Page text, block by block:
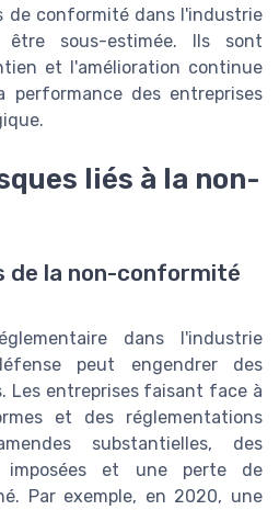
de conformité dans l'industrie
être sous-estimée. Ils sont
et l'amélioration continue
des entreprises
liés à la non-
de la non-conformité
dans l'industrie
peut engendrer des
Les entreprises faisant face à
et des réglementations
substantielles, des
imposées et une perte de
Par exemple, en 2020, une